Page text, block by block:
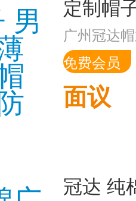
广州冠达
免费会员
面议